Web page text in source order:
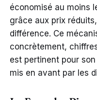
économisé au moins
grâce aux prix
différence. Ce
concrètement,
est pertinent pour
mis en avant par les